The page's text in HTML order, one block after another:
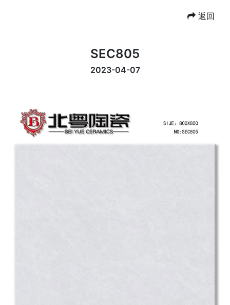
返回
SEC805
2023-04-07